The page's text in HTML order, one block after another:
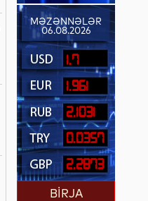
MƏZƏNNƏLƏR
06.08.2026
1.7
1.961
2.1031
0.0357
2.2873
BİRJA